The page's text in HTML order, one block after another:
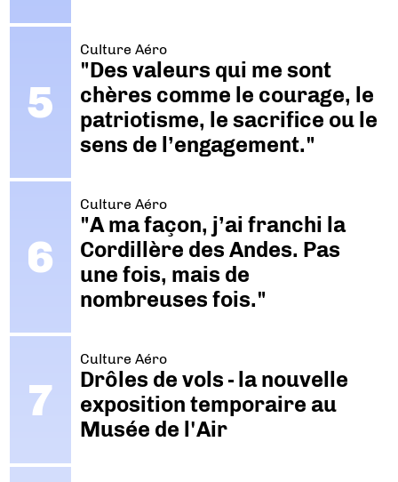
Culture Aéro
"Des valeurs qui me sont
chères comme le courage, le
patriotisme, le sacrifice ou le
sens de l’engagement."
Culture Aéro
"A ma façon, j’ai franchi la
Cordillère des Andes. Pas
une fois, mais de
nombreuses fois."
Culture Aéro
Drôles de vols - la nouvelle
exposition temporaire au
Musée de l'Air